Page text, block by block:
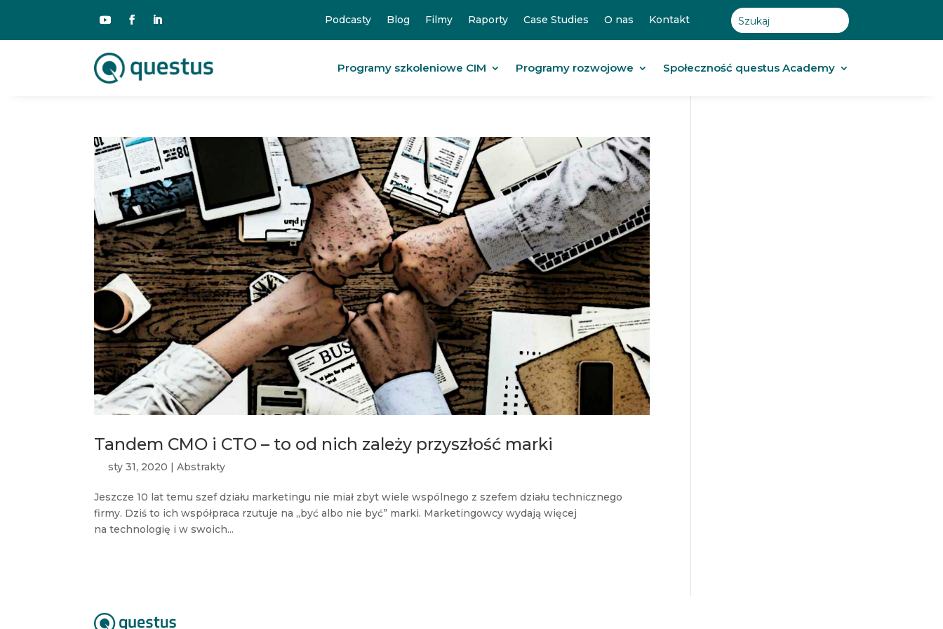
Podcasty Blog Filmy Raporty Case Studies O nas Kontakt
Programy szkoleniowe CIM Programy rozwojowe Społeczność questus Academy
Tandem CMO i CTO – to od nich zależy przyszłość marki
sty 31, 2020 |Abstrakty
Jeszcze 10 lat temu szef działu marketingu nie miał zbyt wiele wspólnego z szefem działu technicznego
firmy. Dziś to ich współpraca rzutuje na „być albo nie być” marki. Marketingowcy wydają więcej
na technologię i w swoich...